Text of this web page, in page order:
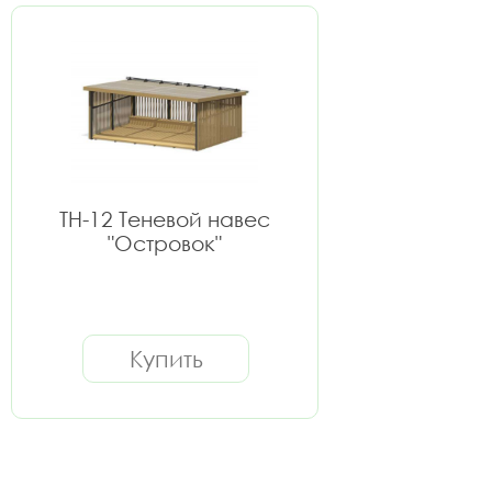
ТН-12 Теневой навес
"Островок"
Купить